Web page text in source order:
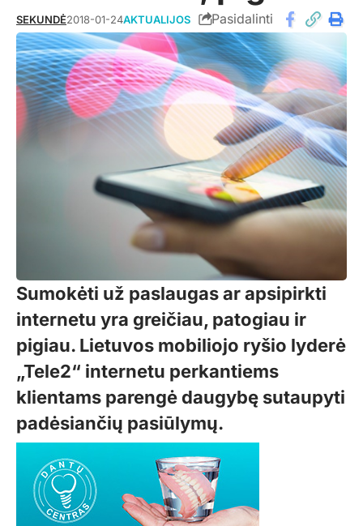
SEKUNDĖ2018-01-24AKTUALIJOS Pasidalinti
Sumokėti už paslaugas ar apsipirkti
internetu yra greičiau, patogiau ir
pigiau. Lietuvos mobiliojo ryšio lyderė
„Tele2“ internetu perkantiems
klientams parengė daugybę sutaupyti
padėsiančių pasiūlymų.